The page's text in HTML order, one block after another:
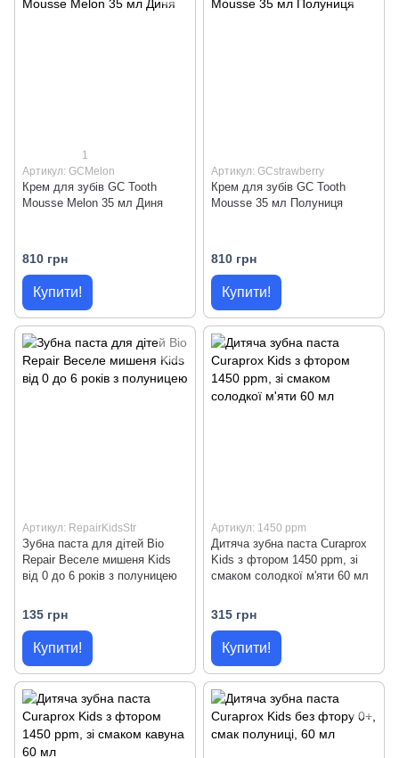
1
Артикул: GCMelon
Крем для зубiв GC Tooth
Mousse Melon 35 мл Диня
810 грн
Купити!
Артикул: GCstrawberry
Крем для зубiв GC Tooth
Mousse 35 мл Полуниця
810 грн
Купити!
Артикул: RepairKidsStr
Зубна паста для дітей Bio
Repair Веселе мишеня Kids
від 0 до 6 років з полуницею
135 грн
Купити!
Артикул: 1450 ppm
Дитяча зубна паста Curaprox
Kids з фтором 1450 ppm, зі
смаком солодкої м'яти 60 мл
315 грн
Купити!